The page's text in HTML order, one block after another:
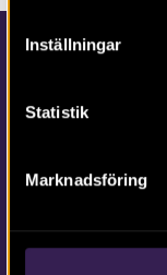
Inställningar
Statistik
Marknadsföring